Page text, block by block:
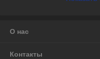
О нас
Контакты